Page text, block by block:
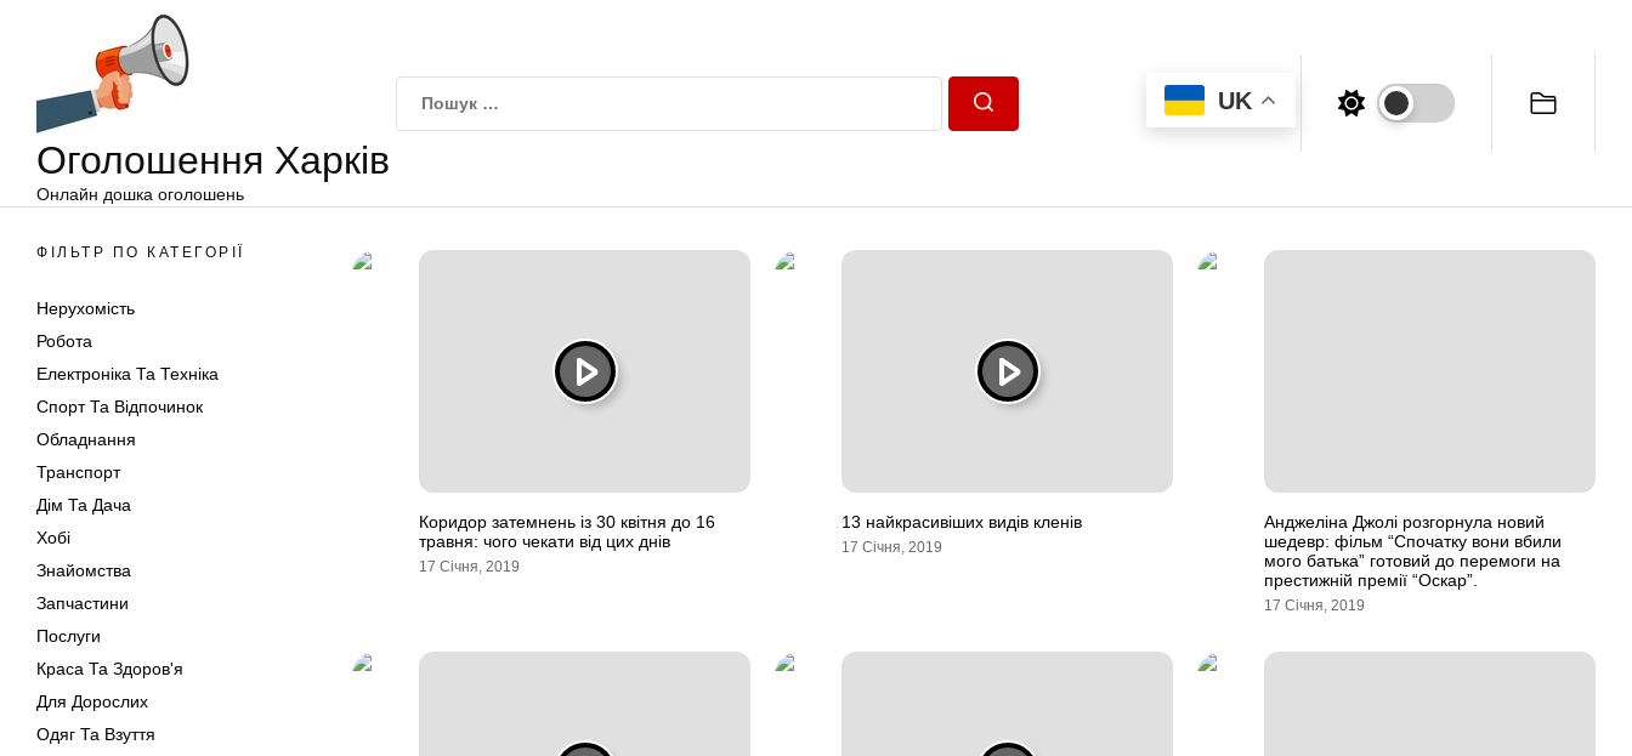
Оголошення Харків
Онлайн дошка оголошень
UK
ФІЛЬТР ПО КАТЕГОРІЇ
Нерухомість
Робота
Електроніка Та Техніка
Спорт Та Відпочинок
Обладнання
Транспорт
Дім Та Дача
Хобі
Знайомства
Запчастини
Послуги
Краса Та Здоров'я
Для Дорослих
Одяг Та Взуття
Коридор затемнень із 30 квітня до 16
травня: чого чекати від цих днів
17 Січня, 2019
13 найкрасивіших видів кленів
17 Січня, 2019
Анджеліна Джолі розгорнула новий
шедевр: фільм “Спочатку вони вбили
мого батька” готовий до перемоги на
престижній премії “Оскар”.
17 Січня, 2019